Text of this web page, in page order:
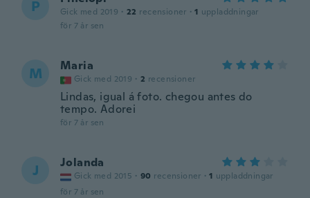
P Gick med 2019 · 22 recensioner · 1 uppladdningar
för 7 år sen
M Maria
Gick med 2019 · 2 recensioner
Lindas, igual á foto. chegou antes do
tempo. Adorei
för 7 år sen
J Jolanda
Gick med 2015 · 90 recensioner · 1 uppladdningar
för 7 år sen